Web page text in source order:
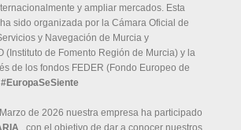
y ampliar mercados. Esta
sido organizada por la Cámara Oficial de
y Navegación de Murcia y
(Instituto de Fomento Región de Murcia) y la
de los fondos FEDER (Fondo Europeo de
#EuropaSeSiente
de 2026 nuestra empresa ha participado